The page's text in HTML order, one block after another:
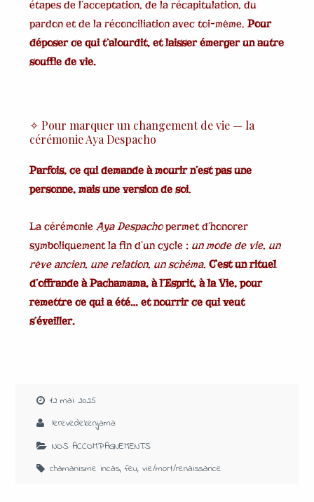
étapes de l’acceptation, de la récapitulation, du
pardon et de la réconciliation avec toi-même.Pour
déposer ce qui t’alourdit, et laisser émerger un autre
souffle de vie.
✧ Pour marquer un changement de vie — la
cérémonie Aya Despacho
Parfois, ce qui demande à mourir n’est pas une
personne, mais une version de soi.
La cérémonieAya Despachopermet d’honorer
symboliquement la fin d’un cycle : un mode de vie, un
rêve ancien, une relation, un schéma. C’est un rituel
d’offrande à Pachamama, à l’Esprit, à la Vie, pour
remettre ce qui a été… et nourrir ce qui veut
s’éveiller.
12 mai 2025
lerevedekenjama
NOS ACCOMPAGNEMENTS
chamanisme incas,feu,vie/mort/renaissance